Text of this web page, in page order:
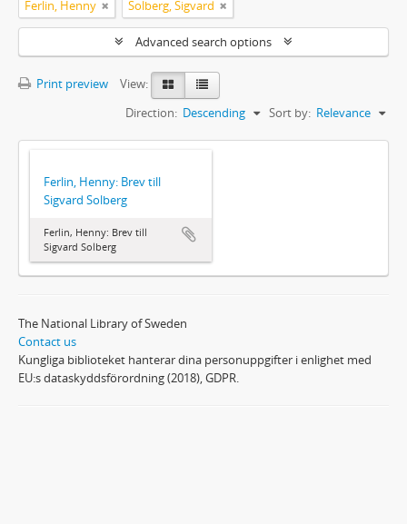
Ferlin, Henny Solberg, Sigvard
Advanced search options
Print preview
View:
Sort by: Relevance
Direction: Descending
Ferlin, Henny: Brev till
Sigvard Solberg
Ferlin, Henny: Brev till
Sigvard Solberg
The National Library of Sweden
Contact us
Kungliga biblioteket hanterar dina personuppgifter i enlighet med
EU:s dataskyddsförordning (2018), GDPR.